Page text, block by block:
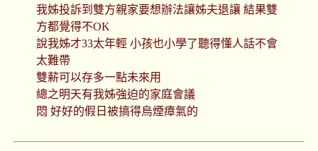
我姊投訴到雙方親家要想辦法讓姊夫退讓 結果雙
方都覺得不OK
說我姊才33太年輕 小孩也小學了聽得懂人話不會
太難帶
雙薪可以存多一點未來用
總之明天有我姊強迫的家庭會議
悶 好好的假日被搞得烏煙瘴氣的